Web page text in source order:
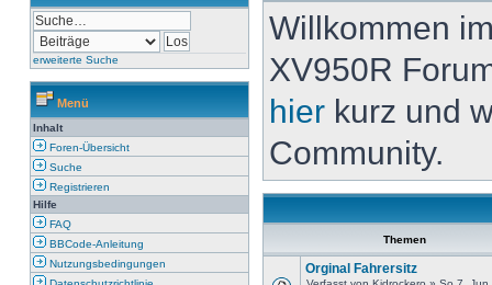
erweiterte Suche
Menü
Inhalt
Foren-Übersicht
Suche
Registrieren
Hilfe
FAQ
BBCode-Anleitung
Nutzungsbedingungen
Willkommen
XV950R
hier kurz und
Community.
Themen
Orginal Fahrersitz